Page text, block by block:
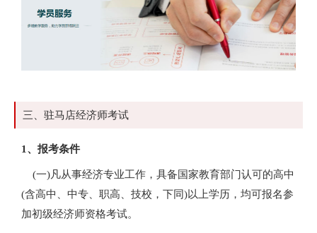
三、驻马店经济师考试
1、报考条件
(一)凡从事经济专业工作，具备国家教育部门认可的高中
(含高中、中专、职高、技校，下同)以上学历，均可报名参
加初级经济师资格考试。